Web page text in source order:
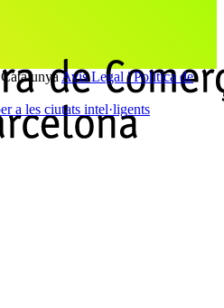
Avis Legal | Politica de
a les ciutats intel·ligents